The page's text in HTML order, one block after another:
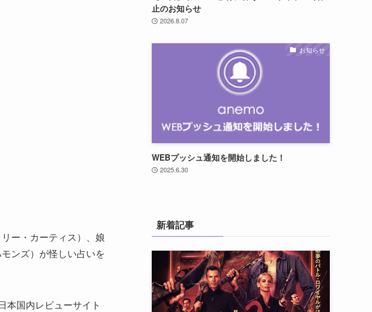
ー・カーティス）、娘
ンズ）が怪しい占いを
本国内レビューサイト
止のお知らせ
2026.8.07
お知らせ
WEBプッシュ通知を開始しました！
2025.6.30
新着記事